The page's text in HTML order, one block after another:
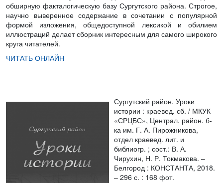
обширную факталогическую базу Сургутского района. Строгое,
научно выверенное содержание в сочетании с популярной
формой изложения, общедоступной лексикой и обилием
иллюстраций делает сборник интересным для самого широкого
круга читателей.
ЧИТАТЬ ОНЛАЙН
Сургутский район. Уроки
истории : краевед. сб. / МКУК
«СРЦБС», Централ. район. б-
ка им. Г. А. Пирожникова,
отдел краевед. лит. и
библиогр. ; сост.: В. А.
Чирухин, Н. Р. Токмакова. –
Белгород : КОНСТАНТА, 2018.
– 296 с. : 168 фот.